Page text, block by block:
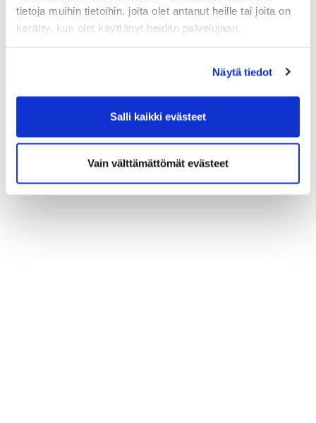
tietoja muihin tietoihin, joita olet antanut heille tai joita on
kerätty, kun olet käyttänyt heidän palvelujaan.
Näytä tiedot
Salli kaikki evästeet
Vain välttämättömät evästeet